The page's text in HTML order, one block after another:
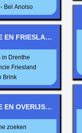
Bel Anolso
EN FRIESLAND
in Drenthe
Friesland
Brink
EN OVERIJSEL
zoeken